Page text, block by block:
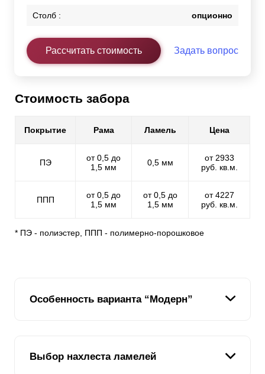
Столб : опционно
Рассчитать стоимость Задать вопрос
Стоимость забора
Покрытие Рама Ламель Цена
ПЭ
от 0,5 до
1,5 мм
0,5 мм
от 2933
руб. кв.м.
ППП
от 0,5 до
1,5 мм
от 0,5 до
1,5 мм
от 4227
руб. кв.м.
* ПЭ - полиэстер, ППП - полимерно-порошковое
Особенность варианта “Модерн”
На сегодняшний день забор жалюзи является самым
современным типом ограждения территории.
Выбор нахлеста ламелей